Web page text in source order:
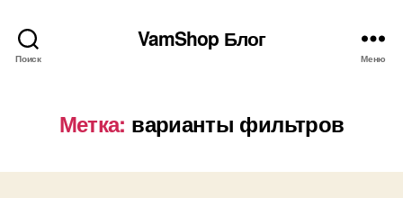
Поиск
VamShop Блог
Меню
Метка: варианты фильтров